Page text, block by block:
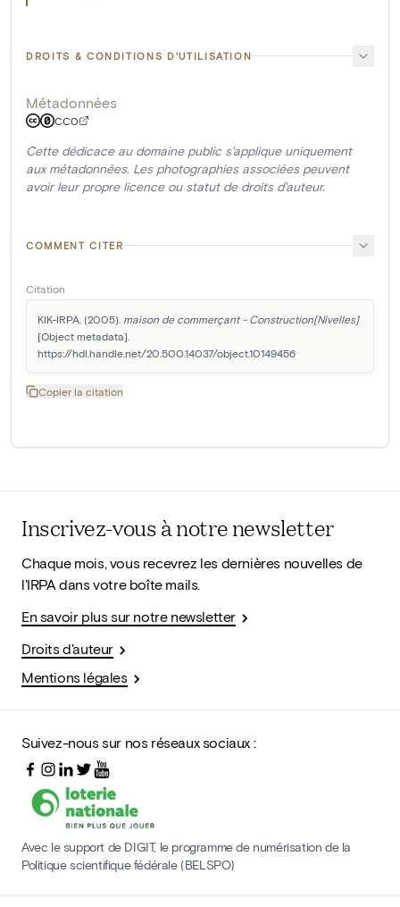
DROITS & CONDITIONS D'UTILISATION
Métadonnées
CC0
Cette dédicace au domaine public s'applique uniquement
aux métadonnées. Les photographies associées peuvent
avoir leur propre licence ou statut de droits d'auteur.
COMMENT CITER
Citation
KIK-IRPA. (2005). maison de commerçant - Construction[Nivelles]
[Object metadata].
https://hdl.handle.net/20.500.14037/object.10149456
Copier la citation
Inscrivez-vous à notre newsletter
Chaque mois, vous recevrez les dernières nouvelles de
l'IRPA dans votre boîte mails.
En savoir plus sur notre newsletter
Droits d'auteur
Mentions légales
Suivez-nous sur nos réseaux sociaux :
Avec le support de DIGIT, le programme de numérisation de la
Politique scientifique fédérale (BELSPO)